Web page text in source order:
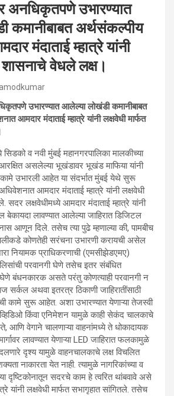
अनधिकृतपणे उभारण्यात
कमानीबाबत अर्थसंकल्पीय
मंदाताई म्हात्रे यांनी
शासनाचे वेधले लक्ष।
उभारण्यात आलेल्या लोखंडी कमानीबाबत
आमदार मंदाताई म्हात्रे यांनी लक्षवेधी मार्फत
सिडको व नवी मुंबई महानगरपालिका मालकीच्या
असलेल्या भूखंडावर भूखंड माफिया यांनी
उभारली आहेत या संदर्भात मुंबई येथे सुरू
आमदार मंदाताई म्हात्रे यांनी लक्षवेधी
सदर लक्षवेधीमध्ये आमदार मंदाताई म्हात्रे यांनी
बेकायदा लावण्यात आलेल्या जाहिरात डिजिटल
आणून दिले. तसेच त्या पुढे म्हणाल्या की, पामबीच
पलीकडे कोणतेही सरंचना उभारणी करायची असेल
नियामक प्राधिकरणाची (एमसीझेडएमए)
परवानगी घेणे तसेच इतर संबंधित
घेणे बंधनकारक असते परंतु कोणत्याही परवानगी न
सर्कल अथवा इतरत्र ठिकाणी जाहिरातींसाठी
कामे सुरू आहेत. अशा उभारण्यात येणाऱ्या तेजस्वी
किंवा एनिमेशन यामुळे काही सेकंद चालकाचे
आणि वेगाने चालणाऱ्या वाहनांमध्ये ते धोकादायक
लावण्यात येणाऱ्या LED जाहिरात फलकामुळे
दृश्य यामुळे वाहनचालकाचे लक्ष विचलित
नाकारता येत नाही. त्यामुळे नागरिकांच्या व
दृष्टिकोनातून सदरचे काम हे त्वरित थांबवावे असे
यांनी लक्षवेधी मार्फत सभागृहात सांगितले. तसेच